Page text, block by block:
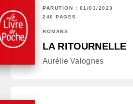
PARUTION : 01/03/2023
240 PAGES
ROMANS
LA RITOURNELLE
Aurélie Valognes